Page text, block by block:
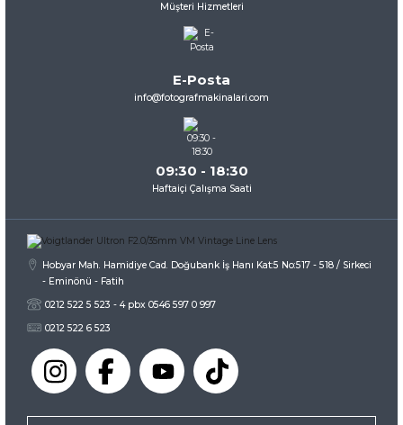
Ürün resmi kalitesiz, bozuk veya görüntülenemiyor.
Ürün açıklamasında eksik bilgiler bulunuyor.
Ürün fiyatı diğer sitelerden daha pahalı.
Müşteri Hizmetleri
E-Posta
info@fotografmakinalari.com
09:30 - 18:30
Haftaiçi Çalışma Saati
Hobyar Mah. Hamidiye Cad. Doğubank İş Hanı Kat:5 No:517 - 518 / Sirkeci
- Eminönü - Fatih
0212 522 5 523 - 4 pbx 0546 597 0 997
0212 522 6 523